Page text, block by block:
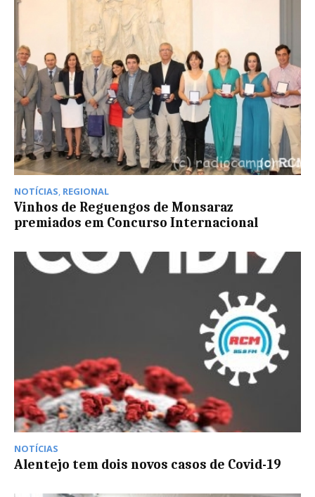
NOTÍCIAS, REGIONAL
Vinhos de Reguengos de Monsaraz
premiados em Concurso Internacional
NOTÍCIAS
Alentejo tem dois novos casos de Covid-19